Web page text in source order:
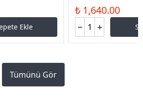
Ekle
₺ 1,640.00
Tümünü Gör